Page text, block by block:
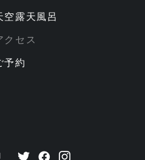
空露天風呂
クセス
予約